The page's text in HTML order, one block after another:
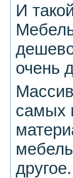
И
очень
самых
другое.